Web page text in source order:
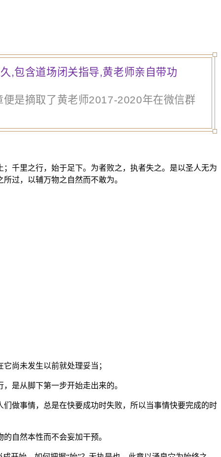
,包含道场闭关指导,黄老师亲自带功
是摘取了黄老师2017-2020年在微信群
千里之行，始于足下。为者败之，执者失之。是以圣人无为
过，以辅万物之自然而不敢为。
尚未发生以前就处理妥当；
是从脚下第一步开始走出来的。
做事情，总是在快要成功时失败，所以当事情快要完成的时
自然本性而不会妄加干预。